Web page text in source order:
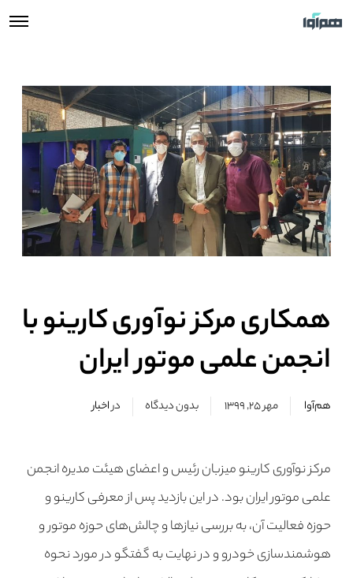
همکاری مرکز نوآوری کارینو با
انجمن علمی موتور ایران
هم‌آوا مهر ۲۵, ۱۳۹۹ بدون دیدگاه دراخبار
مرکز نوآوری کارینو میزبان رئیس و اعضای هیئت مدیره انجمن
علمی موتور ایران بود. در این بازدید پس از معرفی کارینو و
حوزه فعالیت آن، به بررسی نیازها و چالش‌های حوزه موتور و
هوشمندسازی خودرو و در نهایت به گفتگو در مورد نحوه